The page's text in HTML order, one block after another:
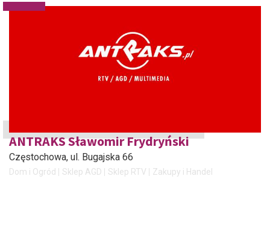
ANTRAKS Sławomir Frydryński
Częstochowa, ul. Bugajska 66
Dom i Ogród Sklep AGD Sklep RTV Zakupy i Handel